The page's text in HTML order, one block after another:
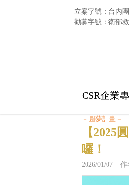
立案字號：台內
勸募字號：衛部
CSR企業
－圓夢計畫－
【2025
囉！
2026/01/07 作